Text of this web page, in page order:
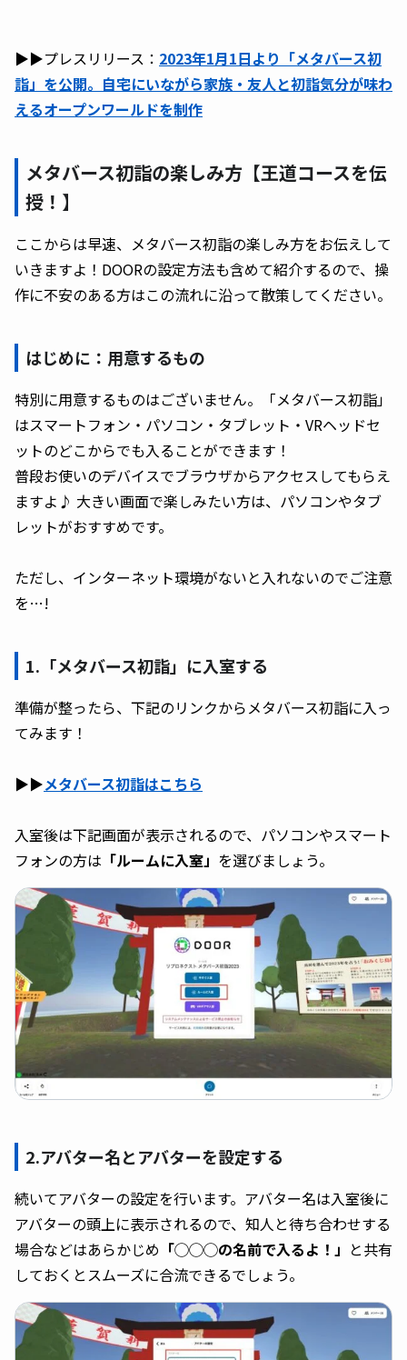
▶︎▶︎プレスリリース： 2023年1月1日より「メタバース初
詣」を公開。自宅にいながら家族・友人と初詣気分が味わ
えるオープンワールドを制作
メタバース初詣の楽しみ方【王道コースを伝
授！】
ここからは早速、メタバース初詣の楽しみ方をお伝えして
いきますよ！DOORの設定方法も含めて紹介するので、操
作に不安のある方はこの流れに沿って散策してください。
はじめに：用意するもの
特別に用意するものはございません。「メタバース初詣」
はスマートフォン・パソコン・タブレット・VRヘッドセ
ットのどこからでも入ることができます！
普段お使いのデバイスでブラウザからアクセスしてもらえ
ますよ♪ 大きい画面で楽しみたい方は、パソコンやタブ
レットがおすすめです。
ただし、インターネット環境がないと入れないのでご注意
を…!
1.「メタバース初詣」に入室する
準備が整ったら、下記のリンクからメタバース初詣に入っ
てみます！
▶︎▶︎メタバース初詣はこちら
入室後は下記画面が表示されるので、パソコンやスマート
フォンの方は 「ルームに入室」 を選びましょう。
2.アバター名とアバターを設定する
続いてアバターの設定を行います。アバター名は入室後に
アバターの頭上に表示されるので、知人と待ち合わせする
場合などはあらかじめ 「◯◯◯の名前で入るよ！」 と共有
しておくとスムーズに合流できるでしょう。